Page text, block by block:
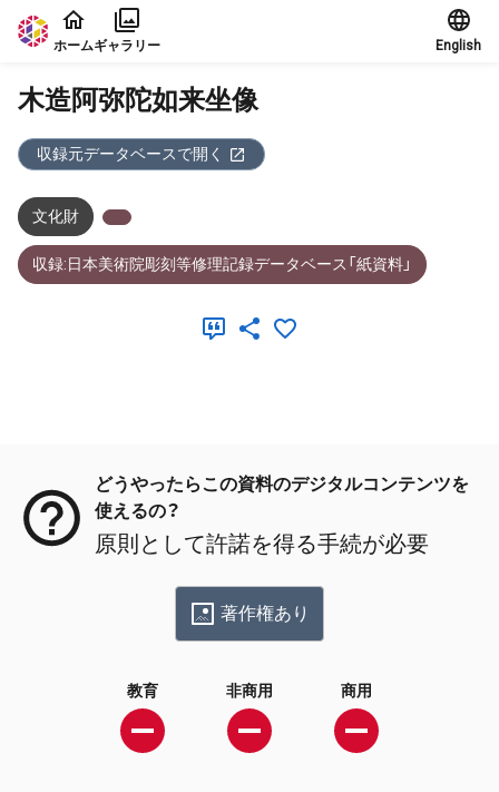
本文に飛ぶ
ホームギャラリー English
木造阿弥陀如来坐像
収録元データベースで開く
文化財
収録:日本美術院彫刻等修理記録データベース「紙資料」
どうやったらこの資料のデジタルコンテンツを
使えるの？
原則として許諾を得る手続が必要
著作権あり
教育 非商用 商用